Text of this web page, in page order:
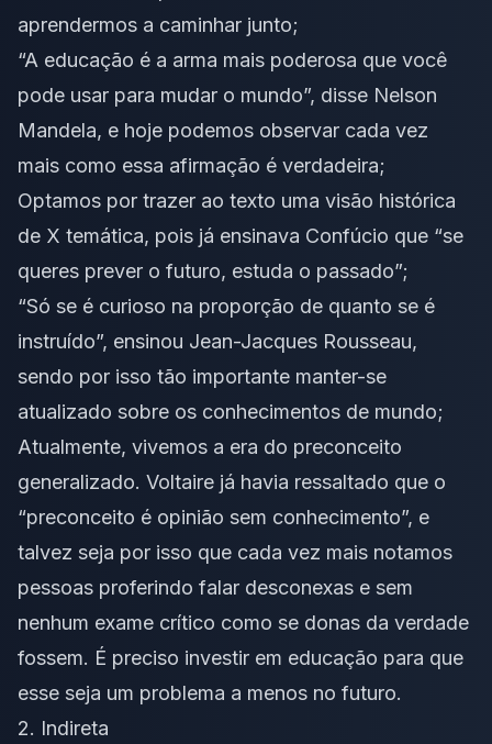
aprendermos a caminhar junto;
“A educação é a arma mais poderosa que você
pode usar para mudar o mundo”, disse Nelson
Mandela, e hoje podemos observar cada vez
mais como essa afirmação é verdadeira;
Optamos por trazer ao texto uma visão histórica
de X temática, pois já ensinava Confúcio que “se
queres prever o futuro, estuda o passado”;
“Só se é curioso na proporção de quanto se é
instruído”, ensinou Jean-Jacques Rousseau,
sendo por isso tão importante manter-se
atualizado sobre os conhecimentos de mundo;
Atualmente, vivemos a era do preconceito
generalizado. Voltaire já havia ressaltado que o
“preconceito é opinião sem conhecimento”, e
talvez seja por isso que cada vez mais notamos
pessoas proferindo falar desconexas e sem
nenhum exame crítico como se donas da verdade
fossem. É preciso investir em educação para que
esse seja um problema a menos no futuro.
2. Indireta